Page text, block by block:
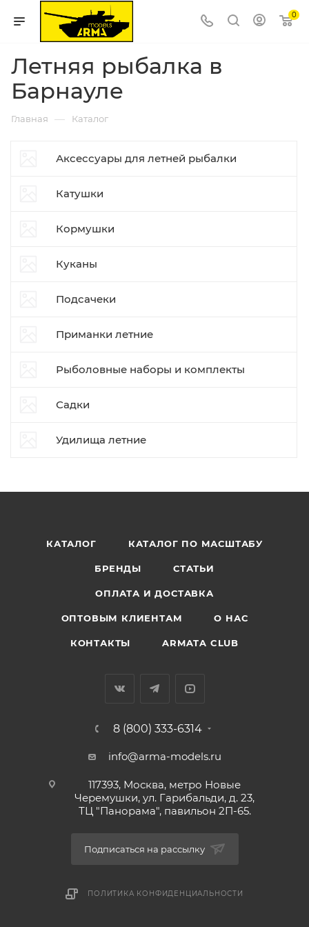
0
Летняя рыбалка в
Барнауле
Главная — Каталог
Аксессуары для летней рыбалки
Катушки
Кормушки
Куканы
Подсачеки
Приманки летние
Рыболовные наборы и комплекты
Садки
Удилища летние
КАТАЛОГ КАТАЛОГ ПО МАСШТАБУ
БРЕНДЫ СТАТЬИ
ОПЛАТА И ДОСТАВКА
ОПТОВЫМ КЛИЕНТАМ О НАС
КОНТАКТЫ ARMATA CLUB
8 (800) 333-6314
info@arma-models.ru
117393, Москва, метро Новые
Черемушки, ул. Гарибальди, д. 23,
ТЦ "Панорама", павильон 2П-65.
Подписаться на рассылку
ПОЛИТИКА КОНФИДЕНЦИАЛЬНОСТИ